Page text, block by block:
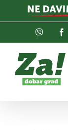
Viber